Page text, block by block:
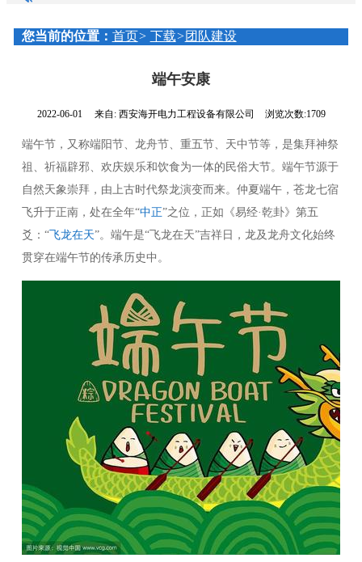
紧凑型箱变
您当前的位置： 首页> 下载>团队建设
端午安康
2022-06-01 来自: 西安海开电力工程设备有限公司 浏览次数:1709
端午节，又称端阳节、龙舟节、重五节、天中节等，是集拜神祭
祖、祈福辟邪、欢庆娱乐和饮食为一体的民俗大节。端午节源于
自然天象崇拜，由上古时代祭龙演变而来。仲夏端午，苍龙七宿
飞升于正南，处在全年“中正”之位，正如《易经·乾卦》第五
爻：“飞龙在天”。端午是“飞龙在天”吉祥日，龙及龙舟文化始终
贯穿在端午节的传承历史中。